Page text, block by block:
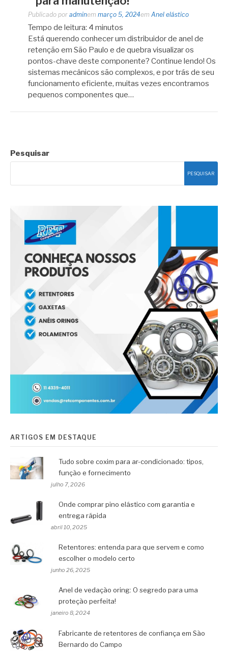
Publicado por adminem março 5, 2024em Anel elástico
Tempo de leitura: 4 minutos
Está querendo conhecer um distribuidor de anel de
retenção em São Paulo e de quebra visualizar os
pontos-chave deste componente? Continue lendo! Os
sistemas mecânicos são complexos, e por trás de seu
funcionamento eficiente, muitas vezes encontramos
pequenos componentes que…
Pesquisar
PESQUISAR
ARTIGOS EM DESTAQUE
Tudo sobre coxim para ar-condicionado: tipos,
função e fornecimento
julho 7, 2026
Onde comprar pino elástico com garantia e
entrega rápida
abril 10, 2025
Retentores: entenda para que servem e como
escolher o modelo certo
junho 26, 2025
Anel de vedação oring: O segredo para uma
proteção perfeita!
janeiro 8, 2024
Fabricante de retentores de confiança em São
Bernardo do Campo